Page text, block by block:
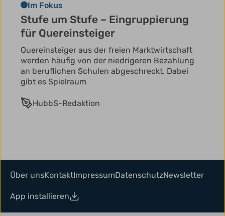
Im Fokus
Stufe um Stufe – Eingruppierung
für Quereinsteiger
Quereinsteiger aus der freien Marktwirtschaft
werden häufig von der niedrigeren Bezahlung
an beruflichen Schulen abgeschreckt. Dabei
gibt es Spielraum
HubbS-Redaktion
Über unsKontaktImpressumDatenschutzNewsletter
App installieren